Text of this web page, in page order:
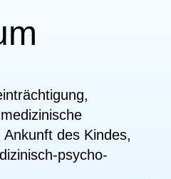
des Kindes,
psycho-